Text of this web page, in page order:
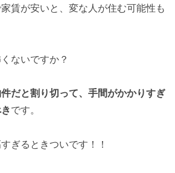
賃が安いと、変な人が住む可能性も
ないですか？
だと割り切って、手間がかかりすぎ
です。
ぎるときついです！！